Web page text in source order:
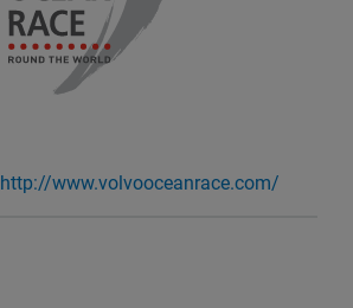
http://www.volvooceanrace.com/